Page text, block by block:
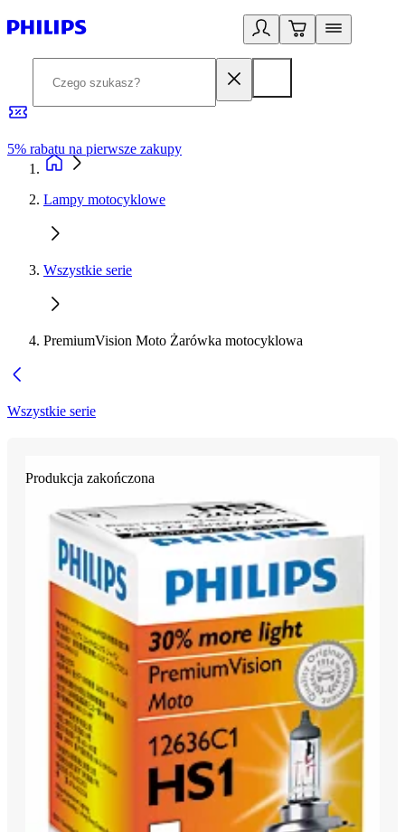
5% rabatu na pierwsze zakupy
Lampy motocyklowe
Wszystkie serie
PremiumVision Moto Żarówka motocyklowa
Wszystkie serie
Produkcja zakończona